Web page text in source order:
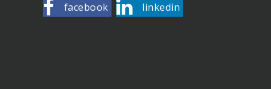
facebook linkedin